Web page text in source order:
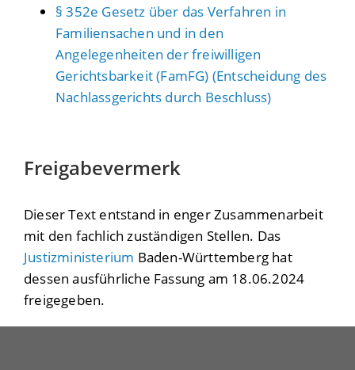
§ 352e Gesetz über das Verfahren in
Familiensachen und in den
Angelegenheiten der freiwilligen
Gerichtsbarkeit (FamFG) (Entscheidung des
Nachlassgerichts durch Beschluss)
Freigabevermerk
Dieser Text entstand in enger Zusammenarbeit
mit den fachlich zuständigen Stellen. Das
Justizministerium Baden-Württemberg hat
dessen ausführliche Fassung am 18.06.2024
freigegeben.